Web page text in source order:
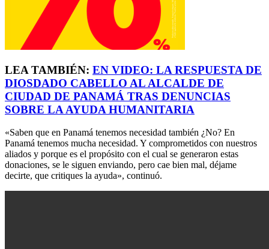
LEA TAMBIÉN: EN VIDEO: LA RESPUESTA DE
DIOSDADO CABELLO AL ALCALDE DE
CIUDAD DE PANAMÁ TRAS DENUNCIAS
SOBRE LA AYUDA HUMANITARIA
«Saben que en Panamá tenemos necesidad también ¿No? En
Panamá tenemos mucha necesidad. Y comprometidos con nuestros
aliados y porque es el propósito con el cual se generaron estas
donaciones, se le siguen enviando, pero cae bien mal, déjame
decirte, que critiques la ayuda», continuó.